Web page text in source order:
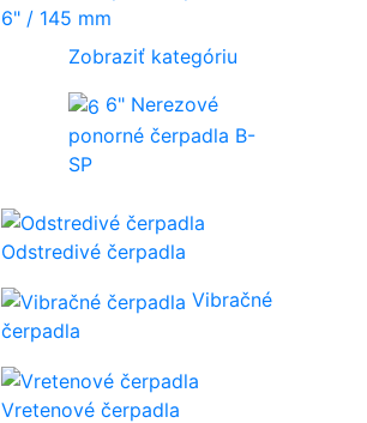
6" / 145 mm
Zobraziť kategóriu
6" Nerezové
ponorné čerpadla B-
SP
Odstredivé čerpadla
Vibračné
čerpadla
Vretenové čerpadla